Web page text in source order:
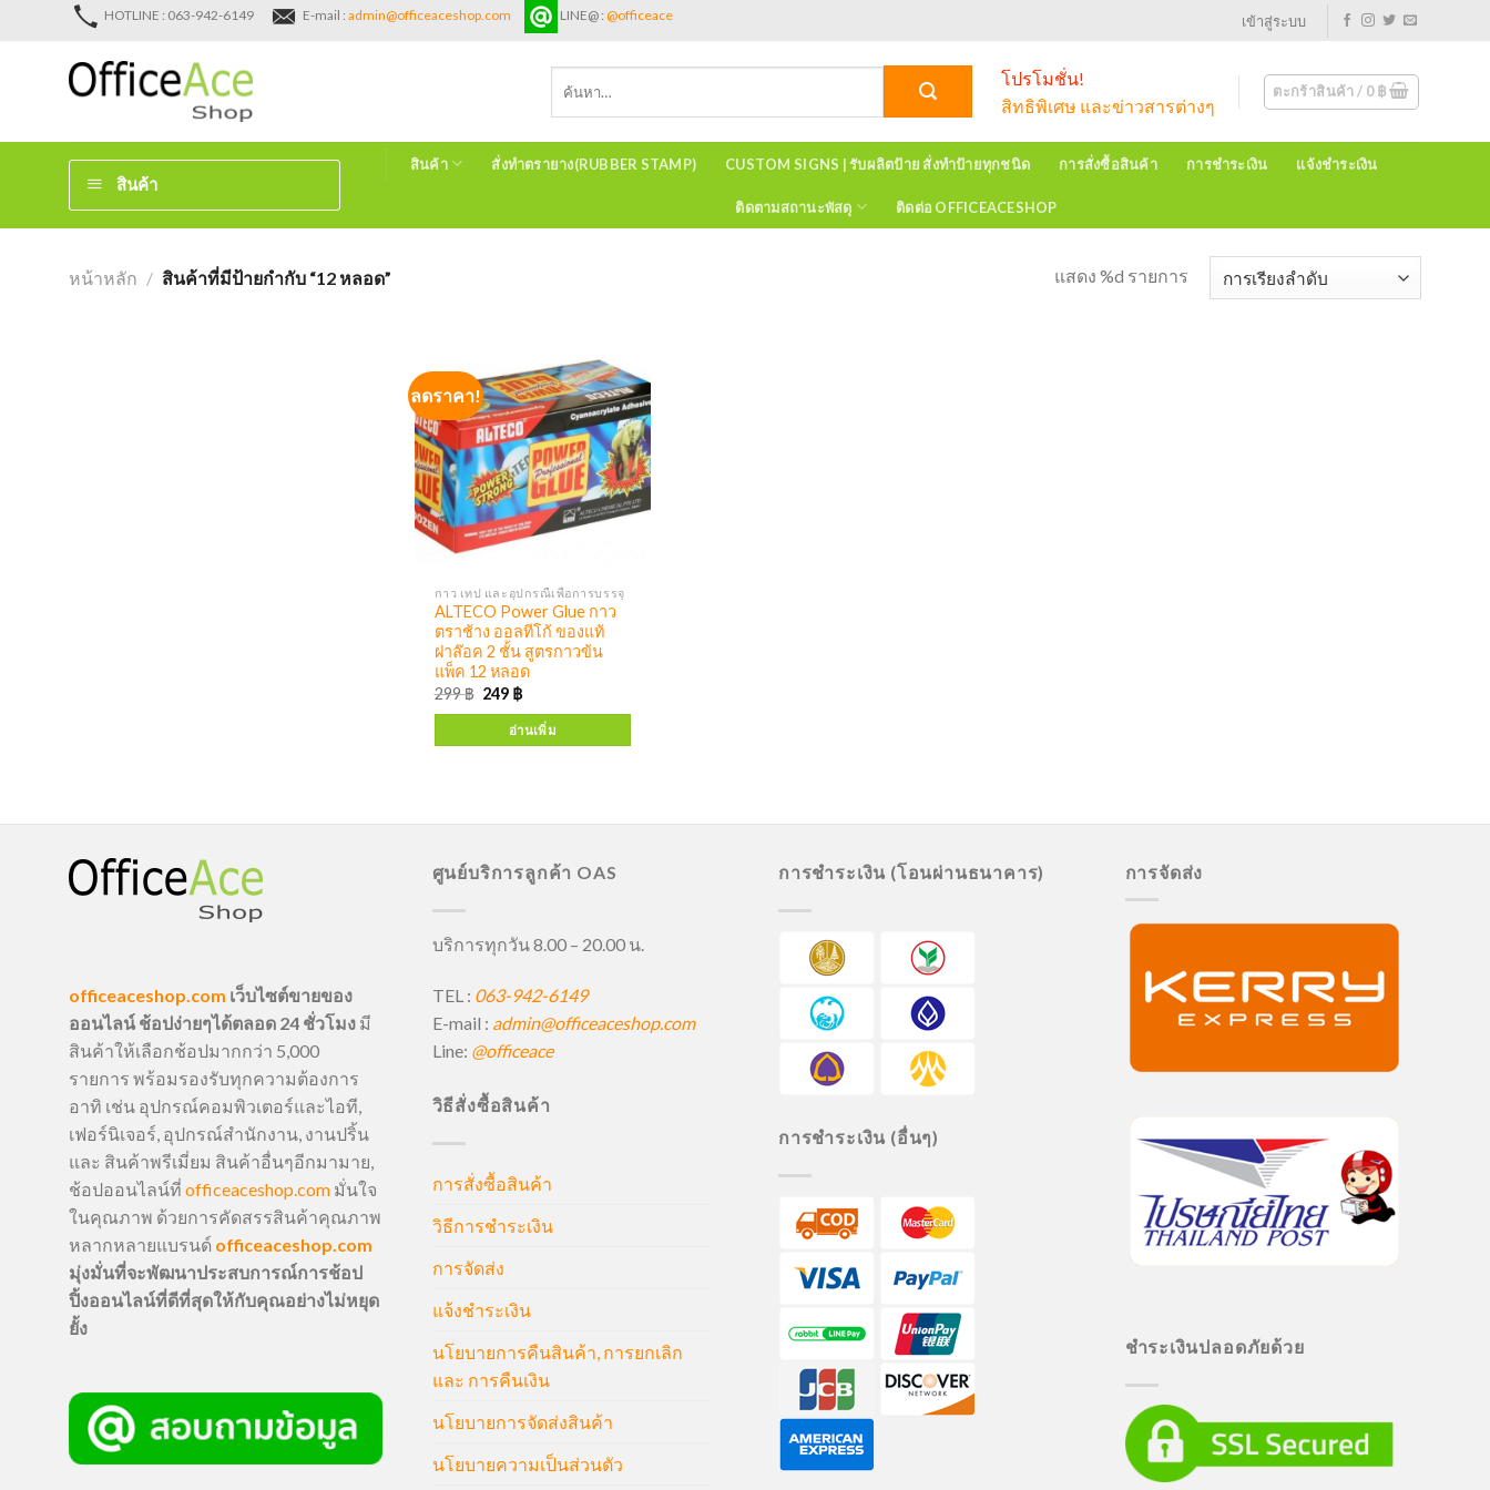
HOTLINE : 063-942-6149 E-mail : admin@officeaceshop.com LINE@ : @officeace เข้าสู่ระบบ
โปรโมชั่น!
สิทธิพิเศษ และข่าวสารต่างๆ
ตะกร้าสินค้า / 0฿
สินค้า
สินค้า สั่งทำตรายาง(RUBBER STAMP) CUSTOM SIGNS | รับผลิตป้าย สั่งทำป้ายทุกชนิด การสั่งซื้อสินค้า การชำระเงิน แจ้งชำระเงิน
ติดตามสถานะพัสดุ ติดต่อ OFFICEACESHOP
หน้าหลัก / สินค้าที่มีป้ายกำกับ “12 หลอด” แสดง %d รายการ
ลดราคา!
กาว เทป และอุปกรณืเพื่อการบรรจุ
ALTECO Power Glue กาว
ตราช้าง ออลทีโก้ ของแท้
ฝาล๊อค 2 ชั้น สูตรกาวข้น
แพ็ค 12 หลอด
299฿ 249 ฿
อ่านเพิ่ม
officeaceshop.com เว็บไซต์ขายของ
ออนไลน์ ช้อปง่ายๆได้ตลอด 24 ชั่วโมง มี
สินค้าให้เลือกช้อปมากกว่า 5,000
รายการ พร้อมรองรับทุกความต้องการ
อาทิ เช่น อุปกรณ์คอมพิวเตอร์และไอที,
เฟอร์นิเจอร์, อุปกรณ์สำนักงาน, งานปริ้น
และ สินค้าพรีเมี่ยม สินค้าอื่นๆอีกมามาย,
ช้อปออนไลน์ที่ officeaceshop.com มั่นใจ
ในคุณภาพ ด้วยการคัดสรรสินค้าคุณภาพ
หลากหลายแบรนด์ officeaceshop.com
มุ่งมั่นที่จะพัฒนาประสบการณ์การช้อป
ปิ้งออนไลน์ที่ดีที่สุดให้กับคุณอย่างไม่หยุด
ยั้ง
ศูนย์บริการลูกค้า OAS
บริการทุกวัน 8.00 – 20.00 น.
TEL : 063-942-6149
E-mail : admin@officeaceshop.com
Line: @officeace
วิธีสั่งซื้อสินค้า
การสั่งซื้อสินค้า
วิธีการชำระเงิน
การจัดส่ง
แจ้งชำระเงิน
นโยบายการคืนสินค้า, การยกเลิก
และ การคืนเงิน
นโยบายการจัดส่งสินค้า
นโยบายความเป็นส่วนตัว
การชำระเงิน (โอนผ่านธนาคาร)
การชำระเงิน (อื่นๆ)
การจัดส่ง
ชำระเงินปลอดภัยด้วย